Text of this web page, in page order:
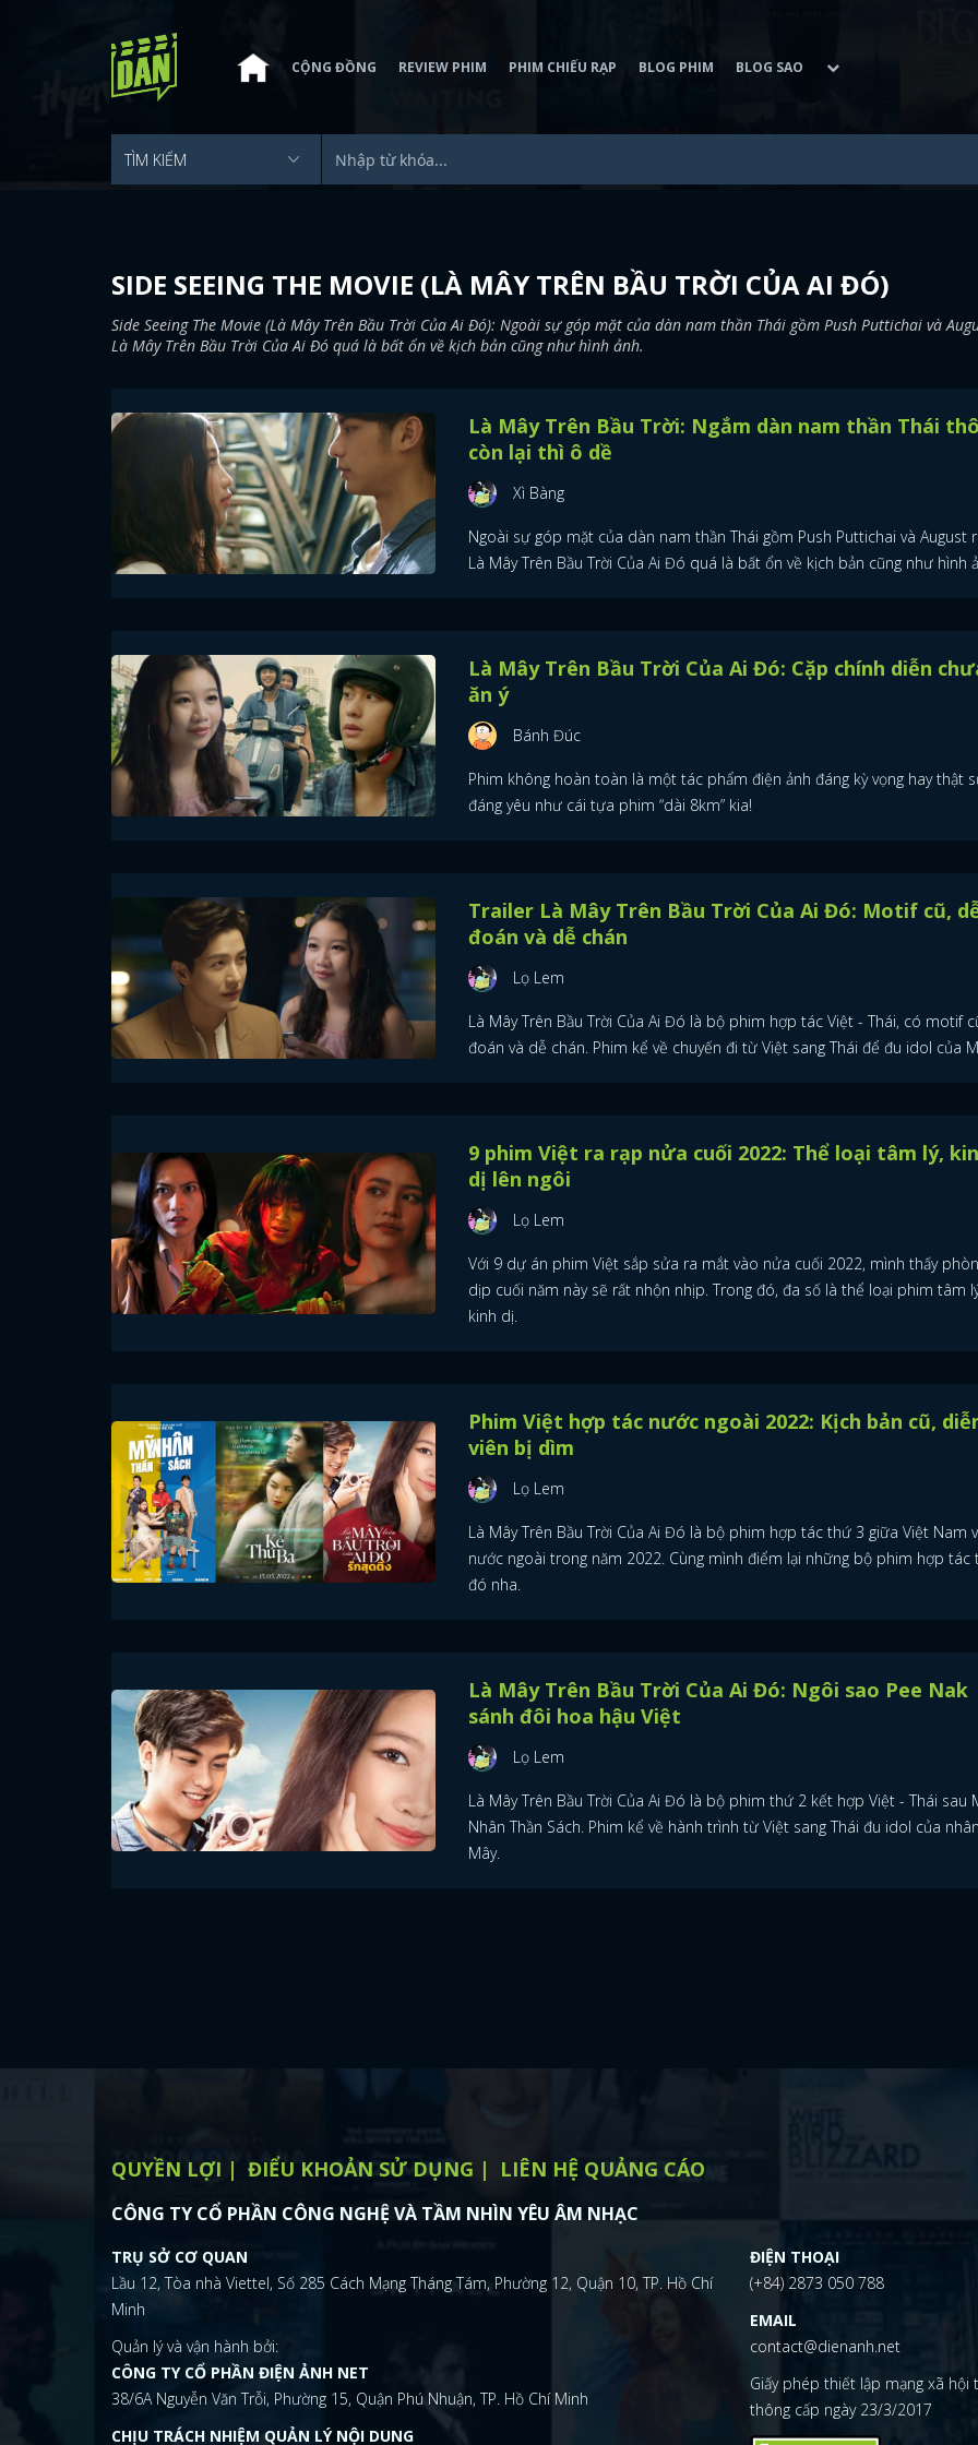
ĐĂNG NHẬP
CỘNG ĐỒNG REVIEW PHIM PHIM CHIẾU RẠP BLOG PHIM BLOG SAO
SIDE SEEING THE MOVIE (LÀ MÂY TRÊN BẦU TRỜI CỦA AI ĐÓ)
Side Seeing The Movie (Là Mây Trên Bầu Trời Của Ai Đó): Ngoài sự góp mặt của dàn nam thần Thái gồm Push Puttichai và
Là Mây Trên Bầu Trời Của Ai Đó quá là bất ổn về kịch bản cũng như hình ảnh.
Là Mây Trên Bầu Trời: Ngắm dàn nam thần Thái
còn lại thì ô dề
Xì Bàng
Ngoài sự góp mặt của dàn nam thần Thái gồm Push Puttichai và August
Là Mây Trên Bầu Trời Của Ai Đó quá là bất ổn về kịch bản cũng như hình
Là Mây Trên Bầu Trời Của Ai Đó: Cặp chính diễn
ăn ý
Bánh Đúc
Phim không hoàn toàn là một tác phẩm điện ảnh đáng kỳ vọng hay thật
đáng yêu như cái tựa phim “dài 8km” kia!
Trailer Là Mây Trên Bầu Trời Của Ai Đó: Motif cũ,
đoán và dễ chán
Lọ Lem
Là Mây Trên Bầu Trời Của Ai Đó là bộ phim hợp tác Việt - Thái, có motif
đoán và dễ chán. Phim kể về chuyến đi từ Việt sang Thái để đu idol của
9 phim Việt ra rạp nửa cuối 2022: Thể loại tâm lý,
dị lên ngôi
Lọ Lem
Với 9 dự án phim Việt sắp sửa ra mắt vào nửa cuối 2022, mình thấy
dịp cuối năm này sẽ rất nhộn nhịp. Trong đó, đa số là thể loại phim tâm
kinh dị.
Phim Việt hợp tác nước ngoài 2022: Kịch bản cũ,
viên bị dìm
Lọ Lem
Là Mây Trên Bầu Trời Của Ai Đó là bộ phim hợp tác thứ 3 giữa Việt Nam
nước ngoài trong năm 2022. Cùng mình điểm lại những bộ phim hợp tác
đó nha.
Là Mây Trên Bầu Trời Của Ai Đó: Ngôi sao Pee Nak
sánh đôi hoa hậu Việt
Lọ Lem
Là Mây Trên Bầu Trời Của Ai Đó là bộ phim thứ 2 kết hợp Việt - Thái sau
Nhân Thần Sách. Phim kể về hành trình từ Việt sang Thái đu idol của
Mây.
QUYỀN LỢI ĐIỂU KHOẢN SỬ DỤNG LIÊN HỆ QUẢNG CÁO
CÔNG TY CỔ PHẦN CÔNG NGHỆ VÀ TẦM NHÌN YÊU ÂM NHẠC
TRỤ SỞ CƠ QUAN
Lầu 12, Tòa nhà Viettel, Số 285 Cách Mạng Tháng Tám, Phường 12, Quận 10, TP. Hồ Chí
Minh
Quản lý và vận hành bởi:
CÔNG TY CỔ PHẦN ĐIỆN ẢNH NET
38/6A Nguyễn Văn Trỗi, Phường 15, Quận Phú Nhuận, TP. Hồ Chí Minh
CHỊU TRÁCH NHIỆM QUẢN LÝ NỘI DUNG
ĐIỆN THOẠI
(+84) 2873 050 788
EMAIL
contact@dienanh.net
Giấy phép thiết lập mạng xã hội
thông cấp ngày 23/3/2017